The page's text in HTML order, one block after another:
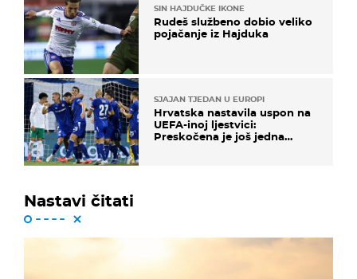
SIN HAJDUČKE IKONE
Rudeš službeno dobio veliko
pojačanje iz Hajduka
SJAJAN TJEDAN U EUROPI
Hrvatska nastavila uspon na
UEFA-inoj ljestvici:
Preskočena je još jedna
Nastavi čitati